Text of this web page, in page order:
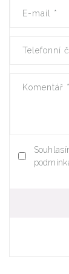
E-mail *
Telefonní
Komentář *